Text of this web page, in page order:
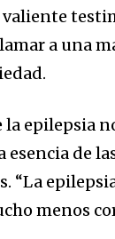
a una
la epilepsia
de
“La
menos